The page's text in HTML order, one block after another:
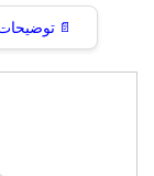
📄